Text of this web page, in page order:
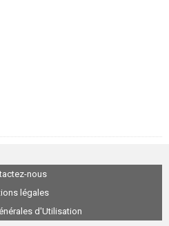
nous
légales
d'Utilisation